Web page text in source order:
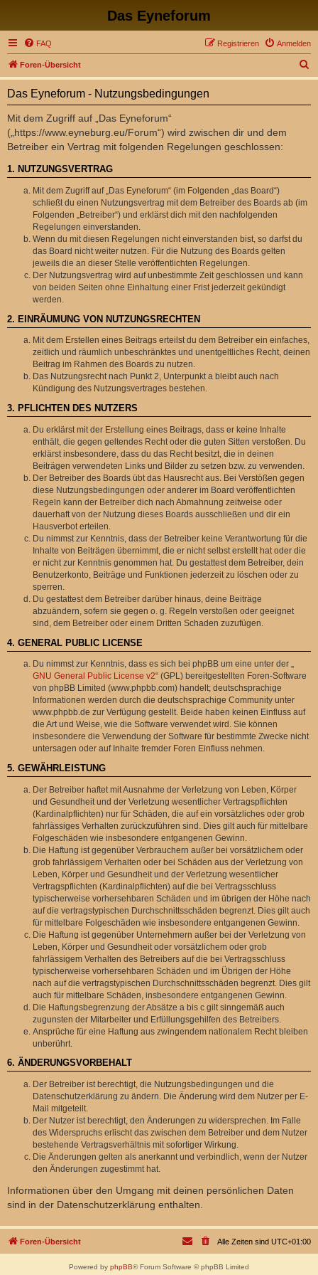
Das Eyneforum
FAQ Anmelden
Registrieren
Foren-Übersicht
u
Das Eyneforum - Nutzungsbedingungen
Mit dem Zugriff auf „Das Eyneforum“
(„https://www.eyneburg.eu/Forum“) wird zwischen dir und dem
Betreiber ein Vertrag mit folgenden Regelungen geschlossen:
1. NUTZUNGSVERTRAG
Mit dem Zugriff auf „Das Eyneforum“ (im Folgenden „das Board“)
schließt du einen Nutzungsvertrag mit dem Betreiber des Boards ab (im
Folgenden „Betreiber“) und erklärst dich mit den nachfolgenden
Regelungen einverstanden.
Wenn du mit diesen Regelungen nicht einverstanden bist, so darfst du
das Board nicht weiter nutzen. Für die Nutzung des Boards gelten
jeweils die an dieser Stelle veröffentlichten Regelungen.
Der Nutzungsvertrag wird auf unbestimmte Zeit geschlossen und kann
von beiden Seiten ohne Einhaltung einer Frist jederzeit gekündigt
werden.
2. EINRÄUMUNG VON NUTZUNGSRECHTEN
Mit dem Erstellen eines Beitrags erteilst du dem Betreiber ein einfaches,
zeitlich und räumlich unbeschränktes und unentgeltliches Recht, deinen
Beitrag im Rahmen des Boards zu nutzen.
Das Nutzungsrecht nach Punkt 2, Unterpunkt a bleibt auch nach
Kündigung des Nutzungsvertrages bestehen.
3. PFLICHTEN DES NUTZERS
Du erklärst mit der Erstellung eines Beitrags, dass er keine Inhalte
enthält, die gegen geltendes Recht oder die guten Sitten verstoßen. Du
erklärst insbesondere, dass du das Recht besitzt, die in deinen
Beiträgen verwendeten Links und Bilder zu setzen bzw. zu verwenden.
Der Betreiber des Boards übt das Hausrecht aus. Bei Verstößen gegen
diese Nutzungsbedingungen oder anderer im Board veröffentlichten
Regeln kann der Betreiber dich nach Abmahnung zeitweise oder
dauerhaft von der Nutzung dieses Boards ausschließen und dir ein
Hausverbot erteilen.
Du nimmst zur Kenntnis, dass der Betreiber keine Verantwortung für die
Inhalte von Beiträgen übernimmt, die er nicht selbst erstellt hat oder die
er nicht zur Kenntnis genommen hat. Du gestattest dem Betreiber, dein
Benutzerkonto, Beiträge und Funktionen jederzeit zu löschen oder zu
sperren.
Du gestattest dem Betreiber darüber hinaus, deine Beiträge
abzuändern, sofern sie gegen o. g. Regeln verstoßen oder geeignet
sind, dem Betreiber oder einem Dritten Schaden zuzufügen.
4. GENERAL PUBLIC LICENSE
Du nimmst zur Kenntnis, dass es sich bei phpBB um eine unter der „
GNU General Public License v2“ (GPL) bereitgestellten Foren-Software
von phpBB Limited (www.phpbb.com) handelt; deutschsprachige
Informationen werden durch die deutschsprachige Community unter
www.phpbb.de zur Verfügung gestellt. Beide haben keinen Einfluss auf
die Art und Weise, wie die Software verwendet wird. Sie können
insbesondere die Verwendung der Software für bestimmte Zwecke nicht
untersagen oder auf Inhalte fremder Foren Einfluss nehmen.
5. GEWÄHRLEISTUNG
Der Betreiber haftet mit Ausnahme der Verletzung von Leben, Körper
und Gesundheit und der Verletzung wesentlicher Vertragspflichten
(Kardinalpflichten) nur für Schäden, die auf ein vorsätzliches oder grob
fahrlässiges Verhalten zurückzuführen sind. Dies gilt auch für mittelbare
Folgeschäden wie insbesondere entgangenen Gewinn.
Die Haftung ist gegenüber Verbrauchern außer bei vorsätzlichem oder
grob fahrlässigem Verhalten oder bei Schäden aus der Verletzung von
Leben, Körper und Gesundheit und der Verletzung wesentlicher
Vertragspflichten (Kardinalpflichten) auf die bei Vertragsschluss
typischerweise vorhersehbaren Schäden und im übrigen der Höhe nach
auf die vertragstypischen Durchschnittsschäden begrenzt. Dies gilt auch
für mittelbare Folgeschäden wie insbesondere entgangenen Gewinn.
Die Haftung ist gegenüber Unternehmern außer bei der Verletzung von
Leben, Körper und Gesundheit oder vorsätzlichem oder grob
fahrlässigem Verhalten des Betreibers auf die bei Vertragsschluss
typischerweise vorhersehbaren Schäden und im Übrigen der Höhe
nach auf die vertragstypischen Durchschnittsschäden begrenzt. Dies gilt
auch für mittelbare Schäden, insbesondere entgangenen Gewinn.
Die Haftungsbegrenzung der Absätze a bis c gilt sinngemäß auch
zugunsten der Mitarbeiter und Erfüllungsgehilfen des Betreibers.
Ansprüche für eine Haftung aus zwingendem nationalem Recht bleiben
unberührt.
6. ÄNDERUNGSVORBEHALT
Der Betreiber ist berechtigt, die Nutzungsbedingungen und die
Datenschutzerklärung zu ändern. Die Änderung wird dem Nutzer per E-
Mail mitgeteilt.
Der Nutzer ist berechtigt, den Änderungen zu widersprechen. Im Falle
des Widerspruchs erlischt das zwischen dem Betreiber und dem Nutzer
bestehende Vertragsverhältnis mit sofortiger Wirkung.
Die Änderungen gelten als anerkannt und verbindlich, wenn der Nutzer
den Änderungen zugestimmt hat.
Informationen über den Umgang mit deinen persönlichen Daten
sind in der Datenschutzerklärung enthalten.
Foren-Übersicht Alle Zeiten sind UTC+01:00
Powered by phpBB® Forum Software © phpBB Limited